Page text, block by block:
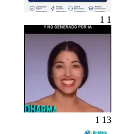
1
1
13
1